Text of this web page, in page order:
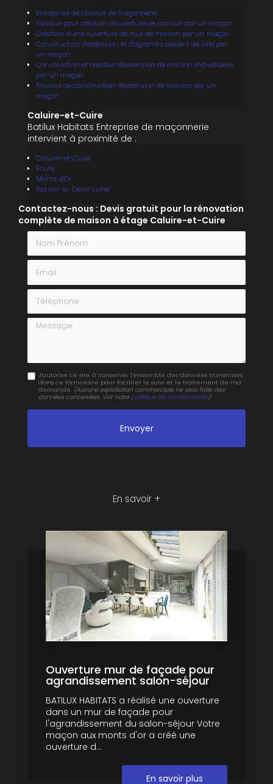
Entreprise de travaux de maçonnerie
Travaux pour création d'ouverture de maison par un maçon
Création d'une ouverture de mur de maison par un maçon
Construction d'extension et d'agrandissement de villa par
un maçon
Construction et création d'extension de maison individuelle
par un maçon
Travaux de construction d'extension de maison par un
maçon
Caluire-et-Cuire
Batilux Habitats Entreprise de maçonnerie
intervient à proximité de :
Caluire-et-Cuire
Écully
Monts d'Or
Tassin-la-Demi-Lune
Contactez-nous : Devis gratuit pour la rénovation
complète de maison à étage Caluire-et-Cuire
Nom Prénom
Email
Téléphone
Message
J'autorise ce site à conserver l'ensemble des données transmises
dans ce formulaire pour faciliter le suivi et le traitement de ma
demande. (Aucune exploitation commerciale ne sera faite des
données concervées. Voir notre politique de confidentialité)
En savoir +
Ouverture mur de façade pour
agrandissement salon-séjour
BATILUX HABITATS a réalisé une ouverture
dans un mur de façade pour
l'agrandissement du salon-séjour Votre
maçon aux monts d'or a créé une
ouverture d...
En savoir plus